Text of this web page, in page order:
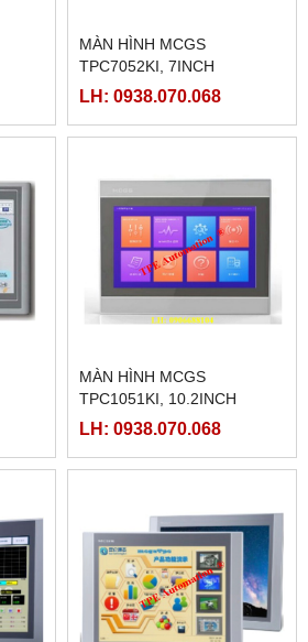
MÀN HÌNH MCGS
TPC7052KI, 7INCH
LH: 0938.070.068
MÀN HÌNH MCGS
TPC1051KI, 10.2INCH
LH: 0938.070.068